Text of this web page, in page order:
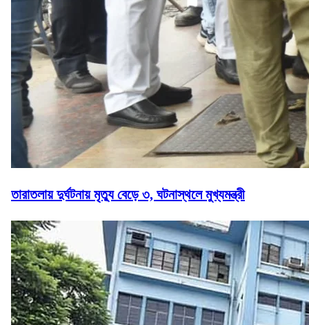
তারাতলায় দুর্ঘটনায় মৃত্যু বেড়ে ৩, ঘটনাস্থলে মুখ্যমন্ত্রী